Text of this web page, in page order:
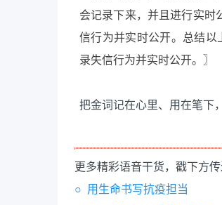
会记录下来，并且进行实时
信行为并实时公开。总结
录失信行为并实时公开。〗
把金词记在心里、用在笔下
更多精彩语音干货，戳下方传
○ 用生命书写抗疫担当